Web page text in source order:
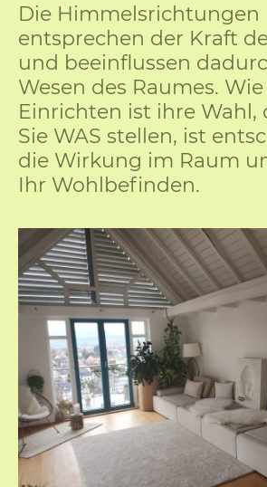
Die Himmelsrichtungen
entsprechen der Kraft
und beeinflussen
Wesen des Raumes.
Einrichten ist ihre Wahl,
Sie WAS stellen, ist
die Wirkung im Raum
Ihr Wohlbefinden.